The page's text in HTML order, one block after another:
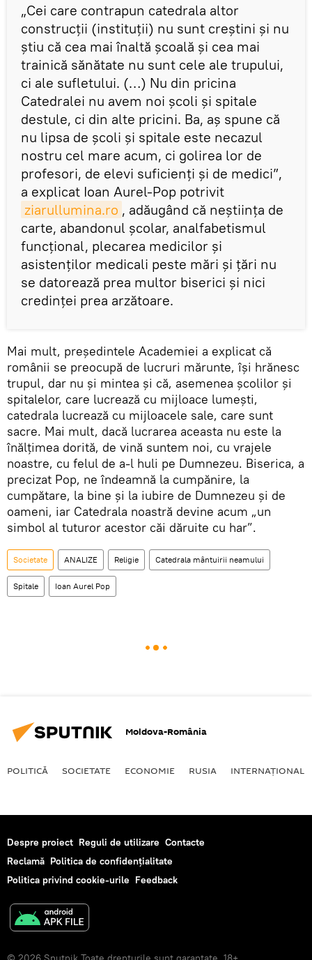
„Cei care contrapun catedrala altor
construcţii (instituţii) nu sunt creştini şi nu
ştiu că cea mai înaltă şcoală şi cea mai
trainică sănătate nu sunt cele ale trupului,
ci ale sufletului. (…) Nu din pricina
Catedralei nu avem noi şcoli şi spitale
destule, ci din alte pricini. Ba, aş spune că
nu lipsa de şcoli şi spitale este necazul
nostru cel mare acum, ci golirea lor de
profesori, de elevi suficienţi şi de medici”,
a explicat Ioan Aurel-Pop potrivit
ziarullumina.ro , adăugând că neştiinţa de
carte, abandonul şcolar, analfabetismul
funcţional, plecarea medicilor şi
asistenţilor medicali peste mări şi ţări nu
se datorează prea multor biserici şi nici
credinţei prea arzătoare.
Mai mult, preşedintele Academiei a explicat că
românii se preocupă de lucruri mărunte, îşi hrănesc
trupul, dar nu şi mintea şi că, asemenea şcolilor şi
spitalelor, care lucrează cu mijloace lumeşti,
catedrala lucrează cu mijloacele sale, care sunt
sacre. Mai mult, dacă lucrarea aceasta nu este la
înălţimea dorită, de vină suntem noi, cu vrajele
noastre, cu felul de a-l huli pe Dumnezeu. Biserica, a
precizat Pop, ne îndeamnă la cumpănire, la
cumpătare, la bine şi la iubire de Dumnezeu şi de
oameni, iar Catedrala noastră devine acum „un
simbol al tuturor acestor căi dăruite cu har”.
Societate ANALIZE Religie Catedrala mântuirii neamului
Spitale Ioan Aurel Pop
Moldova-România
POLITICĂ SOCIETATE ECONOMIE RUSIA INTERNAŢIONAL
Despre proiect Reguli de utilizare Contacte
Reclamă Politica de confidențialitate
Politica privind cookie-urile Feedback